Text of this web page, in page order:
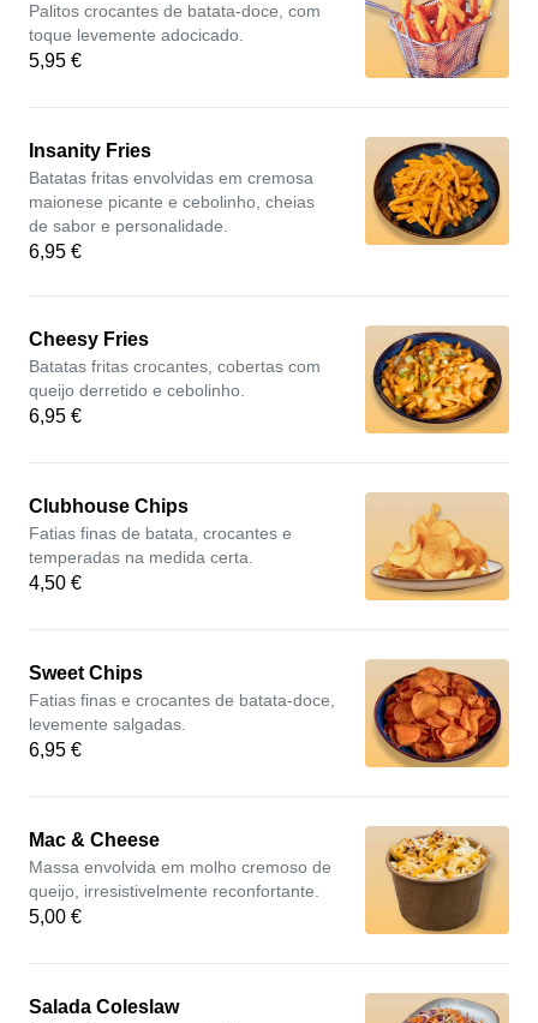
Palitos crocantes de batata-doce, com
toque levemente adocicado.
5,95 €
Insanity Fries
Batatas fritas envolvidas em cremosa
maionese picante e cebolinho, cheias
de sabor e personalidade.
6,95 €
Cheesy Fries
Batatas fritas crocantes, cobertas com
queijo derretido e cebolinho.
6,95 €
Clubhouse Chips
Fatias finas de batata, crocantes e
temperadas na medida certa.
4,50 €
Sweet Chips
Fatias finas e crocantes de batata-doce,
levemente salgadas.
6,95 €
Mac & Cheese
Massa envolvida em molho cremoso de
queijo, irresistivelmente reconfortante.
5,00 €
Salada Coleslaw